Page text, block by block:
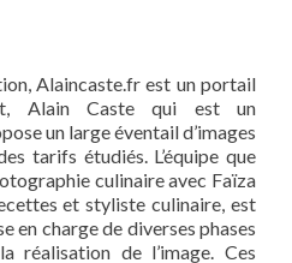
Alaincaste.fr est un portail
Alain Caste qui est un
un large éventail d’images
tarifs étudiés. L’équipe que
culinaire avec Faïza
et styliste culinaire, est
en charge de diverses phases
réalisation de l’image. Ces